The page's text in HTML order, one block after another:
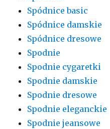
Spódnice basic
Spódnice damskie
Spódnice dresowe
Spodnie
Spodnie cygaretki
Spodnie damskie
Spodnie dresowe
Spodnie eleganckie
Spodnie jeansowe